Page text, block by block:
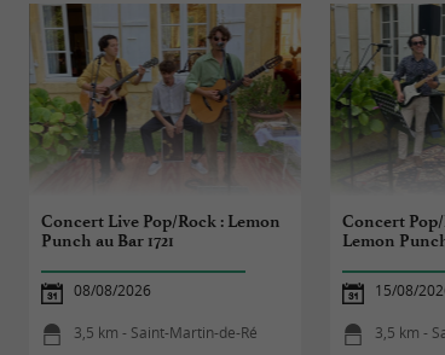
Concert Live Pop/Rock : Lemon
Punch au Bar 1721
08/08/2026
3,5 km - Saint-Martin-de-Ré
Concert Pop/
Lemon
15/08/
3,5 km -